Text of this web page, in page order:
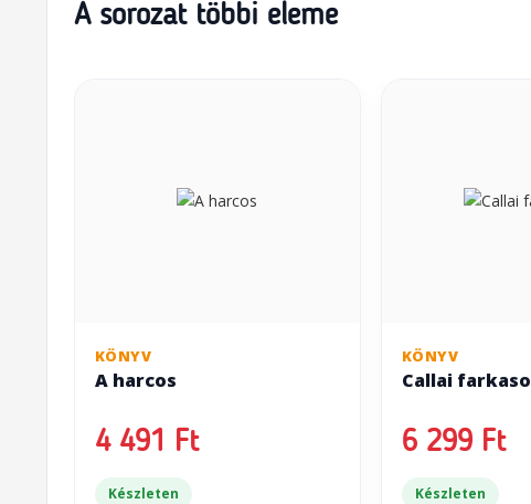
A sorozat többi eleme
KÖNYV
A harcos
4 491 Ft
Készleten
KÖNYV
Callai
6 299 Ft
Készleten